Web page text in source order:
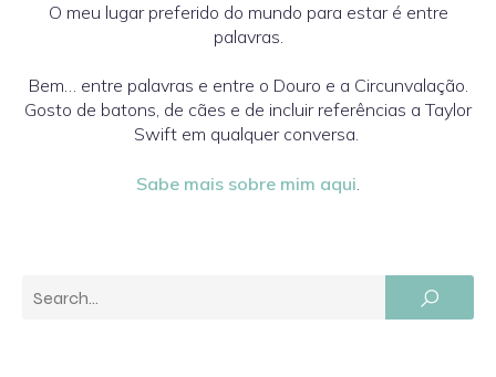
O meu lugar preferido do mundo para estar é entre
palavras.
Bem… entre palavras e entre o Douro e a Circunvalação.
Gosto de batons, de cães e de incluir referências a Taylor
Swift em qualquer conversa.
Sabe mais sobre mim aqui.